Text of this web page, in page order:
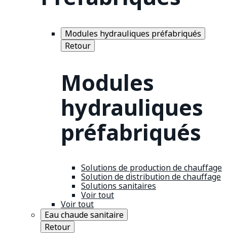
Modules hydrauliques préfabriqués
Retour
Modules
hydrauliques
préfabriqués
Solutions de production de chauffage
Solution de distribution de chauffage
Solutions sanitaires
Voir tout
Voir tout
Eau chaude sanitaire
Retour